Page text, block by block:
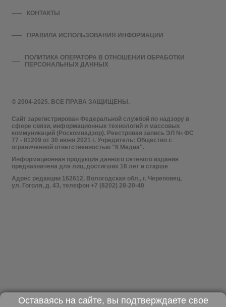
© 2004-2025. ВСЕ ПРАВА ЗАЩИЩЕНЫ.
Сайт зарегистрирован Федеральной службой по надзору в
сфере связи, информационных технологий и массовых
коммуникаций (Роскомнадзор). Реестровая запись ЭЛ № ФС
77 - 81209 от 30 июня 2021 г. Учредитель: Общество с
ограниченной ответственностью "К Медиа".
Информационная продукция данного сетевого издания
предназначена для лиц, достигших 16 лет и старше
Адрес редакции 162612, Вологодская обл., г. Череповец,
ул. Гоголя, д. 43, телефон +7 (8202) 28-20-40
КОНТАКТЫ
ПРАВИЛА ИСПОЛЬЗОВАНИЯ ИНФОРМАЦИИ
ПОЛИТИКА ОПЕРАТОРА В ОТНОШЕНИИ ОБРАБОТКИ
ПЕРСОНАЛЬНЫХ ДАННЫХ
Оставаясь на сайте, вы подтверждаете свое